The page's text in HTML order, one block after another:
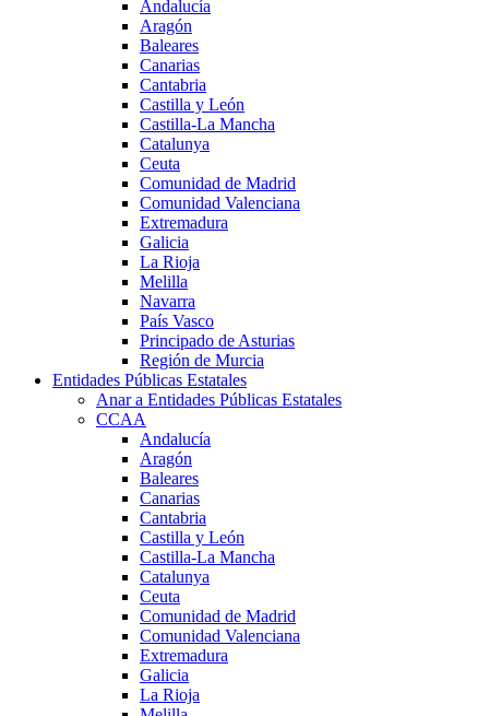
Andalucía
Aragón
Baleares
Canarias
Cantabria
Castilla y León
Castilla-La Mancha
Catalunya
Ceuta
Comunidad de Madrid
Comunidad Valenciana
Extremadura
Galicia
La Rioja
Melilla
Navarra
País Vasco
Principado de Asturias
Región de Murcia
Entidades Públicas Estatales
Anar a Entidades Públicas Estatales
CCAA
Andalucía
Aragón
Baleares
Canarias
Cantabria
Castilla y León
Castilla-La Mancha
Catalunya
Ceuta
Comunidad de Madrid
Comunidad Valenciana
Extremadura
Galicia
La Rioja